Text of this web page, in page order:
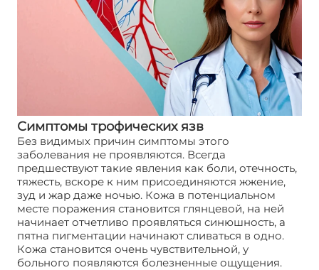
Симптомы трофических язв
Без видимых причин симптомы этого
заболевания не проявляются. Всегда
предшествуют такие явления как боли, отечность,
тяжесть, вскоре к ним присоединяются жжение,
зуд и жар даже ночью. Кожа в потенциальном
месте поражения становится глянцевой, на ней
начинает отчетливо проявляться синюшность, а
пятна пигментации начинают сливаться в одно.
Кожа становится очень чувствительной, у
больного появляются болезненные ощущения.